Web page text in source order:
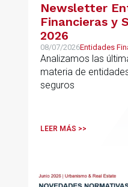
Newsletter
Financieras y
2026
08/07/2026Entidades
Analizamos las
materia de
seguros
LEER MÁS >>